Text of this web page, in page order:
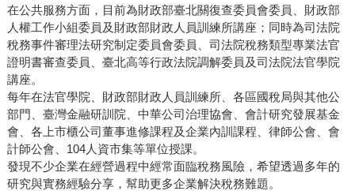
在公共服務方面，目前為財政部臺北關復查委員會委員、財政部
人權工作小組委員及財政部財政人員訓練所講座；同時為司法院
稅務事件審理法研究制定委員會委員、司法院稅務類型專業法官
證明書審查委員、臺北高等行政法院調解委員及司法院法官學院
講座。
每年在法官學院、財政部財政人員訓練所、各區國稅局與其他公
部門、臺灣金融研訓院、中華公司治理協會、會計研究發展基金
會、各上市櫃公司董事進修課程及企業內訓課程、律師公會、會
計師公會、104人資市集等單位授課。
發現不少企業在經營過程中經常面臨稅務風險，希望透過多年的
研究與實務經驗分享，幫助更多企業解決稅務難題。